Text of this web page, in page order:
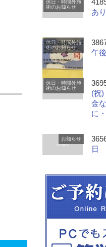
休日・時間外施
術のお知らせ
あ
休日・時間外施
術のお知らせ
午
休日・時間外施
術のお知らせ
(祝
金
に
お知らせ
日